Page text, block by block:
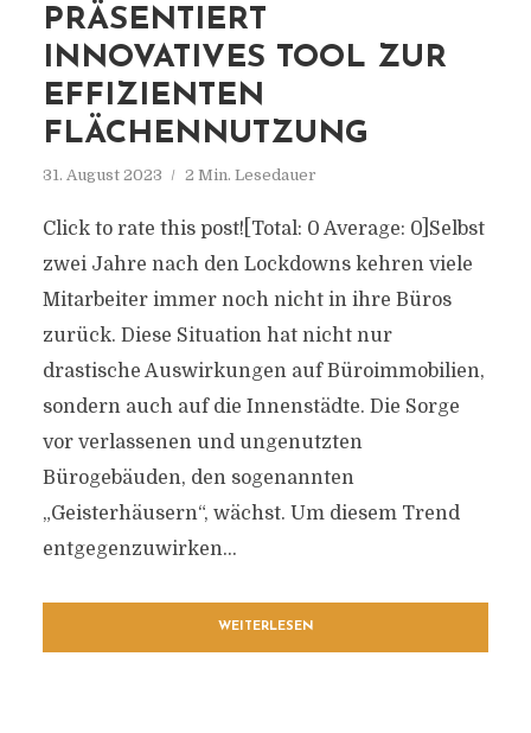
PRÄSENTIERT
INNOVATIVES TOOL ZUR
EFFIZIENTEN
FLÄCHENNUTZUNG
31. August 2023 2 Min. Lesedauer
Click to rate this post![Total: 0 Average: 0]Selbst
zwei Jahre nach den Lockdowns kehren viele
Mitarbeiter immer noch nicht in ihre Büros
zurück. Diese Situation hat nicht nur
drastische Auswirkungen auf Büroimmobilien,
sondern auch auf die Innenstädte. Die Sorge
vor verlassenen und ungenutzten
Bürogebäuden, den sogenannten
„Geisterhäusern“, wächst. Um diesem Trend
entgegenzuwirken...
WEITERLESEN